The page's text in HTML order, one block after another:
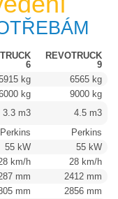
6
REVOTRUCK
9
kg
6565 kg
kg
9000 kg
3.3 m3
4.5 m3
Perkins
Perkins
55 kW
55 kW
km/h
28 km/h
mm
2412 mm
mm
2856 mm